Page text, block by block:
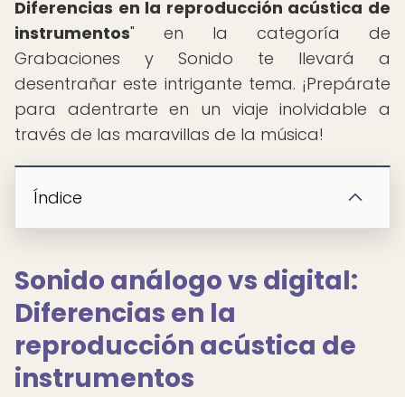
Diferencias en la reproducción acústica de
instrumentos" en la categoría de
Grabaciones y Sonido te llevará a
desentrañar este intrigante tema. ¡Prepárate
para adentrarte en un viaje inolvidable a
través de las maravillas de la música!
Índice
Sonido análogo vs digital:
Diferencias en la
reproducción acústica de
instrumentos